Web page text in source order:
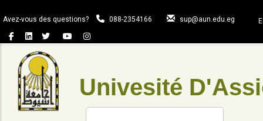
au
contenu
principal
Avez-vous des questions? 088-2354166 sup@aun.edu.eg
Univesité
Rechercher